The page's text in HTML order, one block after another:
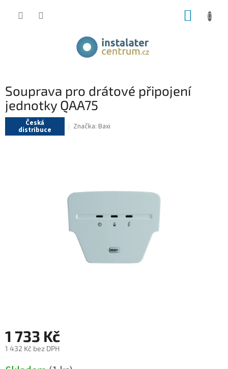
Souprava pro drátové připojení
jednotky QAA75
Česká
distribuce Značka: Baxi
1 733 Kč
1 432 Kč bez DPH